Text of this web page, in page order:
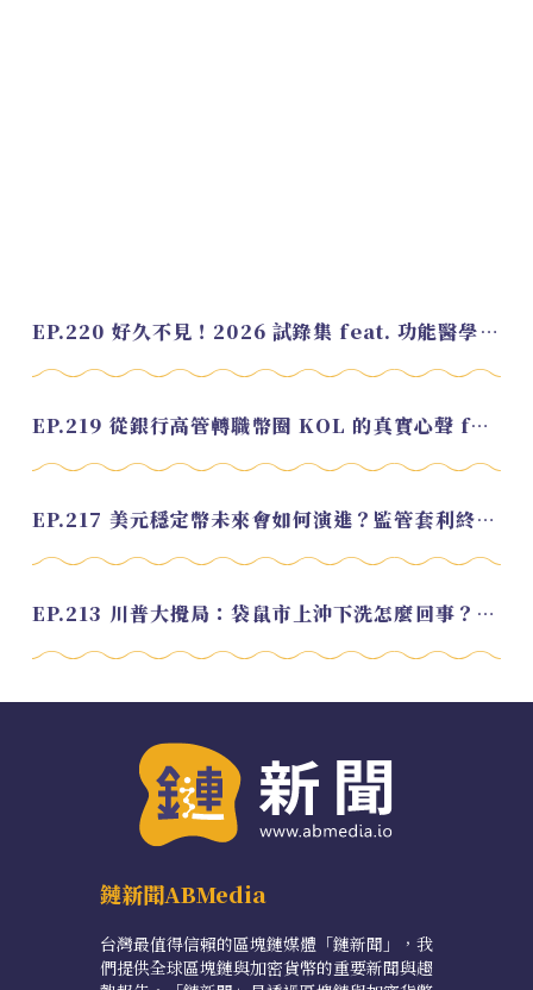
EP.220 好久不見！2026 試錄集 feat. 功能醫學營養師 美寶
EP.219 從銀行高管轉職幣圈 KOL 的真實心聲 feat.龜大
EP.217 美元穩定幣未來會如何演進？監管套利終將收斂？feat. 研究員 余哲安
EP.213 川普大攪局：袋鼠市上沖下洗怎麼回事？feat. Alvin
鏈新聞ABMedia
台灣最值得信賴的區塊鏈媒體「鏈新聞」，我
們提供全球區塊鏈與加密貨幣的重要新聞與趨